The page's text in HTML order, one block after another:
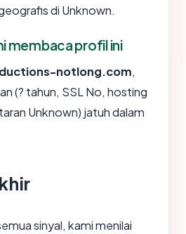
di Unknown.
membaca profil ini
notlong.com,
(? tahun, SSL No, hosting
Unknown) jatuh dalam
sinyal, kami menilai